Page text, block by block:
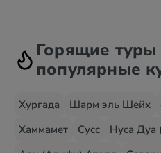
Горящие
популярные
Хургада Шарм эль Шейх
Хаммамет
Сусс
Нуса Дуа